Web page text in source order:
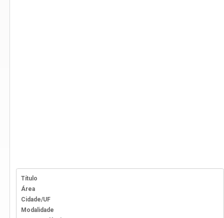
Título
Área
Cidade/UF
Modalidade